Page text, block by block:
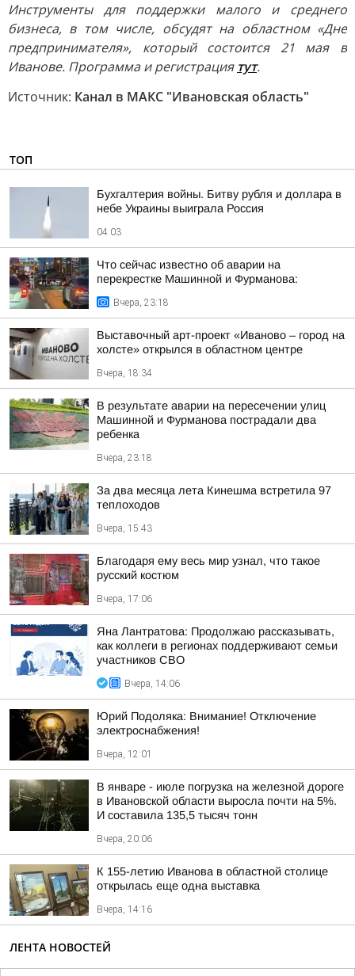
Инструменты для поддержки малого и среднего
бизнеса, в том числе, обсудят на областном «Дне
предпринимателя», который состоится 21 мая в
Иванове. Программа и регистрация тут.
Источник: Канал в МАКС "Ивановская область"
ТОП
Бухгалтерия войны. Битву рубля и доллара в
небе Украины выиграла Россия
04:03
Что сейчас известно об аварии на
перекрестке Машинной и Фурманова:
Вчера, 23:18
Выставочный арт-проект «Иваново – город на
холсте» открылся в областном центре
Вчера, 18:34
В результате аварии на пересечении улиц
Машинной и Фурманова пострадали два
ребенка
Вчера, 23:18
За два месяца лета Кинешма встретила 97
теплоходов
Вчера, 15:43
Благодаря ему весь мир узнал, что такое
русский костюм
Вчера, 17:06
Яна Лантратова: Продолжаю рассказывать,
как коллеги в регионах поддерживают семьи
участников СВО
Вчера, 14:06
Юрий Подоляка: Внимание! Отключение
электроснабжения!
Вчера, 12:01
В январе - июле погрузка на железной дороге
в Ивановской области выросла почти на 5%.
И составила 135,5 тысяч тонн
Вчера, 20:06
К 155-летию Иванова в областной столице
открылась еще одна выставка
Вчера, 14:16
ЛЕНТА НОВОСТЕЙ